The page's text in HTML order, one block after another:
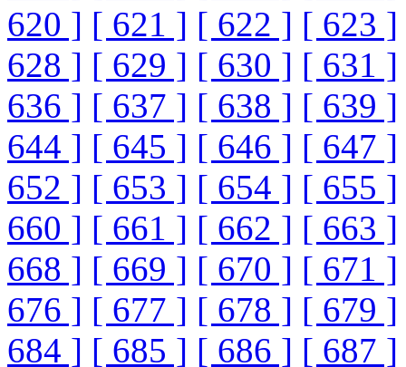
620 ] [ 621 ] [ 622 ] [ 623 ]
628 ] [ 629 ] [ 630 ] [ 631 ]
636 ] [ 637 ] [ 638 ] [ 639 ]
644 ] [ 645 ] [ 646 ] [ 647 ]
652 ] [ 653 ] [ 654 ] [ 655 ]
660 ] [ 661 ] [ 662 ] [ 663 ]
668 ] [ 669 ] [ 670 ] [ 671 ]
676 ] [ 677 ] [ 678 ] [ 679 ]
684 ] [ 685 ] [ 686 ] [ 687 ]